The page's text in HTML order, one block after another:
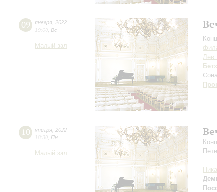
09 января 2022
19:00 Вс
Малый зал
Лев
10 января 2022
18:30 Пн
Малый зал